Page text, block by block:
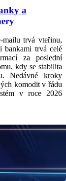
a
mailu trvá vteřinu,
bankami trvá celé
za poslední
kdy se stabilita
Nedávné kroky
komodit v řádu
v roce 2026